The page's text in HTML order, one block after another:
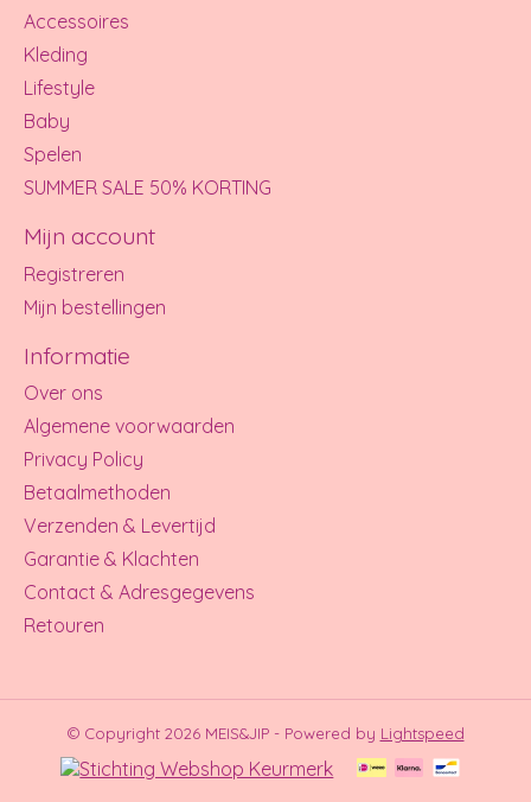
Accessoires
Kleding
Lifestyle
Baby
Spelen
SUMMER SALE 50% KORTING
Mijn account
Registreren
Mijn bestellingen
Informatie
Over ons
Algemene voorwaarden
Privacy Policy
Betaalmethoden
Verzenden & Levertijd
Garantie & Klachten
Contact & Adresgegevens
Retouren
© Copyright 2026 MEIS&JIP - Powered by Lightspeed